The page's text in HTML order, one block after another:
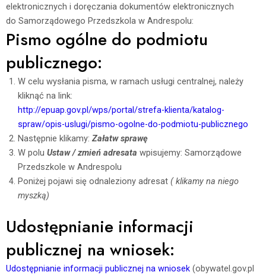
elektronicznych i doręczania dokumentów elektronicznych
do Samorządowego Przedszkola w Andrespolu:
Pismo ogólne do podmiotu
publicznego:
W celu wysłania pisma, w ramach usługi centralnej, należy
kliknąć na link:
http://epuap.gov.pl/wps/portal/strefa-klienta/katalog-
spraw/opis-uslugi/pismo-ogolne-do-podmiotu-publicznego
Następnie klikamy: Załatw sprawę
W polu Ustaw / zmień adresata wpisujemy: Samorządowe
Przedszkole w Andrespolu
Poniżej pojawi się odnaleziony adresat ( klikamy na niego
myszką)
Udostępnianie informacji
publicznej na wniosek:
Udostępnianie informacji publicznej na wniosek (obywatel.gov.pl